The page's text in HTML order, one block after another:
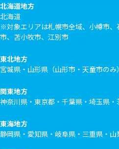
北海道地方
北海道
※対象エリアは札幌市全域、小樽市
市、苫小牧市、江別市
東北地方
宮城県・山形県（山形市・天童市のみ）
関東地方
神奈川県・東京都・千葉県・埼玉県
東海地方
静岡県・愛知県・岐阜県・三重県・山